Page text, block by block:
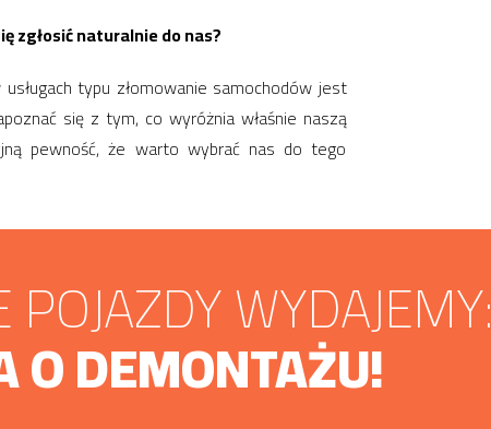
zgłosić naturalnie do nas?
typu złomowanie samochodów jest
się z tym, co wyróżnia właśnie naszą
pewność, że warto wybrać nas do tego
WYDAJEMY:
O DEMONTAŻU!